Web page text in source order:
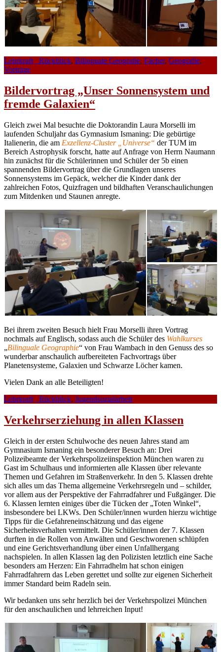
Lehrkraft _Rückblick, Bilinguale Geografie, Fächer, Geografie,
Vorträge
Bildervortrag „Unser Sonnensystem und
fremde Galaxien“
Gleich zwei Mal besuchte die Doktorandin Laura Morselli im
laufenden Schuljahr das Gymnasium Ismaning: Die gebürtige
Italienerin, die am Exzellenz-Cluster „Universe“ der TUM im
Bereich Astrophysik forscht, hatte auf Anfrage von Herrn Naumann
hin zunächst für die Schülerinnen und Schüler der 5b einen
spannenden Bildervortrag über die Grundlagen unseres
Sonnensystems im Gepäck, welcher die Kinder dank der
zahlreichen Fotos, Quizfragen und bildhaften Veranschaulichungen
zum Mitdenken und Staunen anregte.
Bei ihrem zweiten Besuch hielt Frau Morselli ihren Vortrag
nochmals auf Englisch, sodass auch die Schüler des Wahlkurses
„Bilinguale Geographie“ von Frau Wambach in den Genuss des so
wunderbar anschaulich aufbereiteten Fachvortrags über
Planetensysteme, Galaxien und Schwarze Löcher kamen.
Vielen Dank an alle Beteiligten!
Lehrkraft
_Rückblick, Jugendsozialarbeit
Verkehrserziehung in allen Klassen
Gleich in der ersten Schulwoche des neuen Jahres stand am
Gymnasium Ismaning ein besonderer Besuch an: Drei
Polizeibeamte der Verkehrspolizeiinspektion München waren zu
Gast im Schulhaus und informierten alle Klassen über relevante
Themen und Gefahren im Straßenverkehr. In den 5. Klassen drehte
sich alles um das Thema allgemeine Verkehrsregeln und – schilder,
vor allem aus der Perspektive der Fahrradfahrer und Fußgänger. Die
6. Klassen lernten einiges über die Tücken der „Toten Winkel“,
insbesondere bei LKWs. Den Schüler/innen wurden hierzu wichtige
Tipps für die Gefahreneinschätzung und das eigene
Sicherheitsverhalten vermittelt. Die Schüler/innen der 7. Klassen
durften in die Rollen von Anwälten und Geschworenen schlüpfen
und eine Gerichtsverhandlung über einen Unfallhergang
nachspielen. In allen Klassen lag den Polizisten letztlich eine Sache
besonders am Herzen: Ein Fahrradhelm hat schon einigen
Fahrradfahrern das Leben gerettet und sollte zur eigenen Sicherheit
immer Standard beim Radeln sein.
Wir bedanken uns sehr herzlich bei der Verkehrspolizei München
für den anschaulichen und lehrreichen Input!